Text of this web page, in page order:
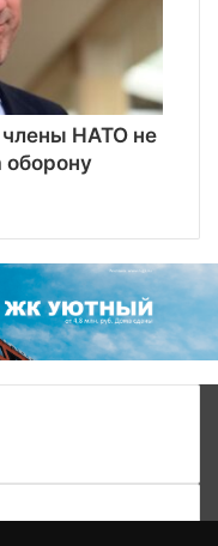
члены НАТО не
оборону